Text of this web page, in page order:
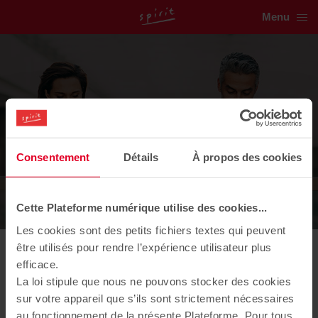
Consentement Détails À propos des cookies
Cette Plateforme numérique utilise des cookies...
Les cookies sont des petits fichiers textes qui peuvent
être utilisés pour rendre l’expérience utilisateur plus
efficace.
La loi stipule que nous ne pouvons stocker des cookies
sur votre appareil que s’ils sont strictement nécessaires
au fonctionnement de la présente Plateforme. Pour tous
Menu
Vivez l'esprit Spirit !
Découvrez
toutes nos actualités
[95 - Pierrelaye] Livraison de